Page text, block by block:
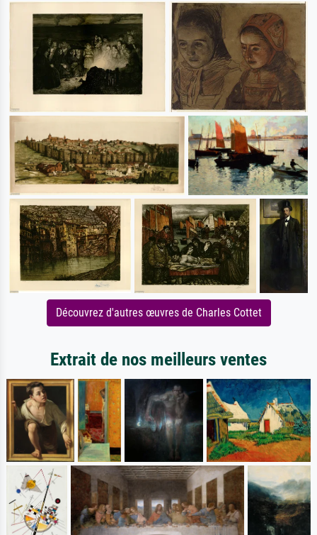
Découvrez d'autres œuvres de Charles Cottet
Extrait de nos meilleurs ventes